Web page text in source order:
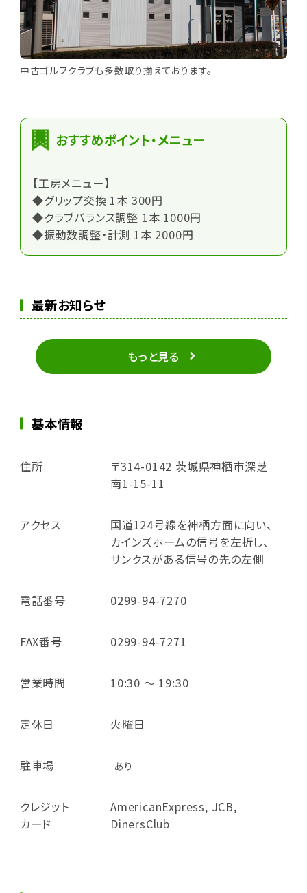
中古ゴルフクラブも多数取り揃えております。
おすすめポイント・メニュー
【工房メニュー】
◆グリップ交換 1本 300円
◆クラブバランス調整 1本 1000円
◆振動数調整・計測 1本 2000円
最新お知らせ
もっと見る
基本情報
住所
〒314-0142 茨城県神栖市深芝
南1-15-11
アクセス
国道124号線を神栖方面に向い、
カインズホームの信号を左折し、
サンクスがある信号の先の左側
電話番号 0299-94-7270
FAX番号 0299-94-7271
営業時間 10:30 ～ 19:30
定休日 火曜日
駐車場 あり
クレジット
カード
AmericanExpress, JCB,
DinersClub